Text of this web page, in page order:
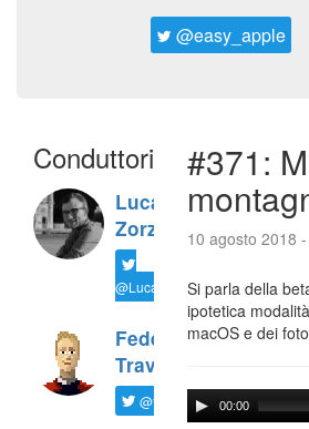
@easy_apple
Conduttori
Luca
Zorzi
@LucaTNT
Federico
Travaini
@ftrava
#371:
10 agosto 2018
Si parla della
ipotetica
macOS e dei
00:00